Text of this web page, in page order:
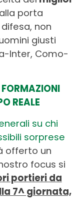
porta
non
giusti
Inter, Como-
REALE
su chi
sorprese
offerto un
focus si
portieri da
7^ giornata,